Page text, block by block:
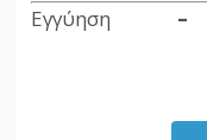
Εγγύηση –